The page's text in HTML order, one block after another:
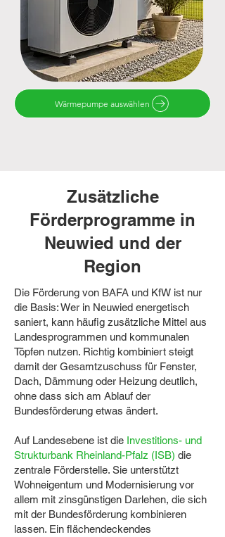
Wärmepumpe auswählen
Zusätzliche
Förderprogramme in
Neuwied und der
Region
Die Förderung von BAFA und KfW ist nur
die Basis: Wer in Neuwied energetisch
saniert, kann häufig zusätzliche Mittel aus
Landesprogrammen und kommunalen
Töpfen nutzen. Richtig kombiniert steigt
damit der Gesamtzuschuss für Fenster,
Dach, Dämmung oder Heizung deutlich,
ohne dass sich am Ablauf der
Bundesförderung etwas ändert.
Auf Landesebene ist die Investitions- und
Strukturbank Rheinland-Pfalz (ISB) die
zentrale Förderstelle. Sie unterstützt
Wohneigentum und Modernisierung vor
allem mit zinsgünstigen Darlehen, die sich
mit der Bundesförderung kombinieren
lassen. Ein flächendeckendes